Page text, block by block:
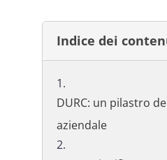
Indice dei
DURC: un pilastro
aziendale